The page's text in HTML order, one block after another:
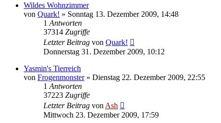
Wildes Wohnzimmer
von Quark! » Sonntag 13. Dezember 2009, 14:48
1 Antworten
37314 Zugriffe
Letzter Beitrag von Quark!
Donnerstag 31. Dezember 2009, 10:12
Yasmin's Tierreich
von Frogenmonster» Dienstag 22. Dezember 2009, 22:55
1 Antworten
37223 Zugriffe
Letzter Beitrag von Ash
Mittwoch 23. Dezember 2009, 17:59